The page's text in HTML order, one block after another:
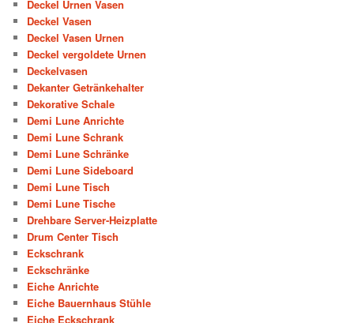
Deckel Urnen Vasen
Deckel Vasen
Deckel Vasen Urnen
Deckel vergoldete Urnen
Deckelvasen
Dekanter Getränkehalter
Dekorative Schale
Demi Lune Anrichte
Demi Lune Schrank
Demi Lune Schränke
Demi Lune Sideboard
Demi Lune Tisch
Demi Lune Tische
Drehbare Server-Heizplatte
Drum Center Tisch
Eckschrank
Eckschränke
Eiche Anrichte
Eiche Bauernhaus Stühle
Eiche Eckschrank